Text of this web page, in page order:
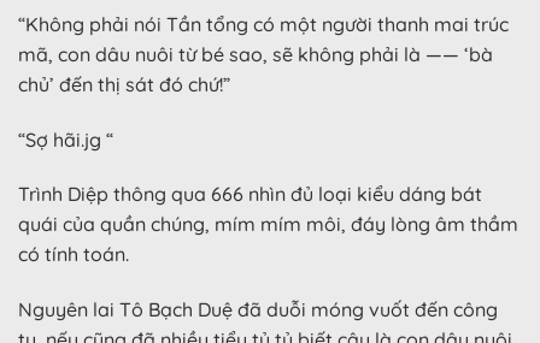
“Không phải nói Tần tổng có một người thanh mai trúc
mã, con dâu nuôi từ bé sao, sẽ không phải là —— ‘bà
chủ’ đến thị sát đó chứ!”
“Sợ hãi.jg “
Trình Diệp thông qua 666 nhìn đủ loại kiểu dáng bát
quái của quần chúng, mím mím môi, đáy lòng âm thầm
có tính toán.
Nguyên lai Tô Bạch Duệ đã duỗi móng vuốt đến công